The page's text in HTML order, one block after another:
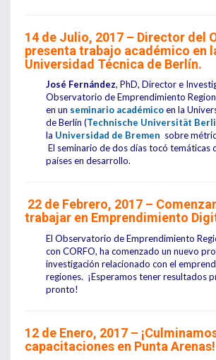
14 de Julio, 2017 – Director del
presenta trabajo académico en
Universidad Técnica de Berlín.
José Fernández, PhD, Director e
Observatorio de Emprendimiento
en un seminario académicoen la
de Berlín (Technische Universität
la Universidad de Bremen sobre
El seminario de dos días tocó temáticas
países en desarrollo.
22 de Febrero, 2017 –
trabajar en Emprendimiento
El Observatorio de Emprendimiento
con CORFO, ha comenzado un nuevo
investigación relacionado con el
regiones. ¡Esperamos tener resultados
pronto!
12 de Enero, 2017 –
capacitaciones en Punta Arenas!